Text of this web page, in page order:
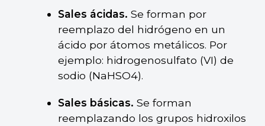
Sales ácidas. Se forman por
reemplazo del hidrógeno en un
ácido por átomos metálicos. Por
ejemplo: hidrogenosulfato (VI) de
sodio (NaHSO4).
Sales básicas.Se forman
reemplazando los grupos hidroxilos